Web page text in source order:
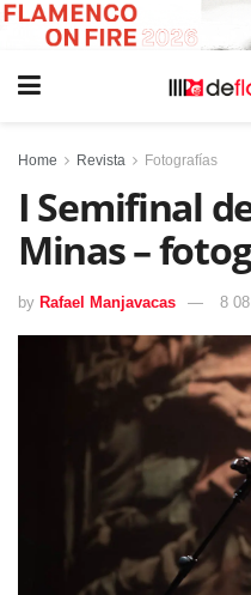
Home Revista Fotografías
I Semifinal
Minas –
by Rafael Manjavacas 8